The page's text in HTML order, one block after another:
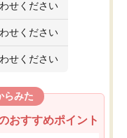
せください
せください
せください
らみた
おすすめポイント